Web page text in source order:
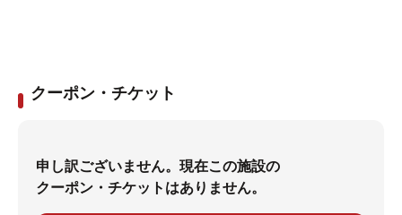
クーポン・チケット
申し訳ございません。現在この施設の
クーポン・チケットはありません。